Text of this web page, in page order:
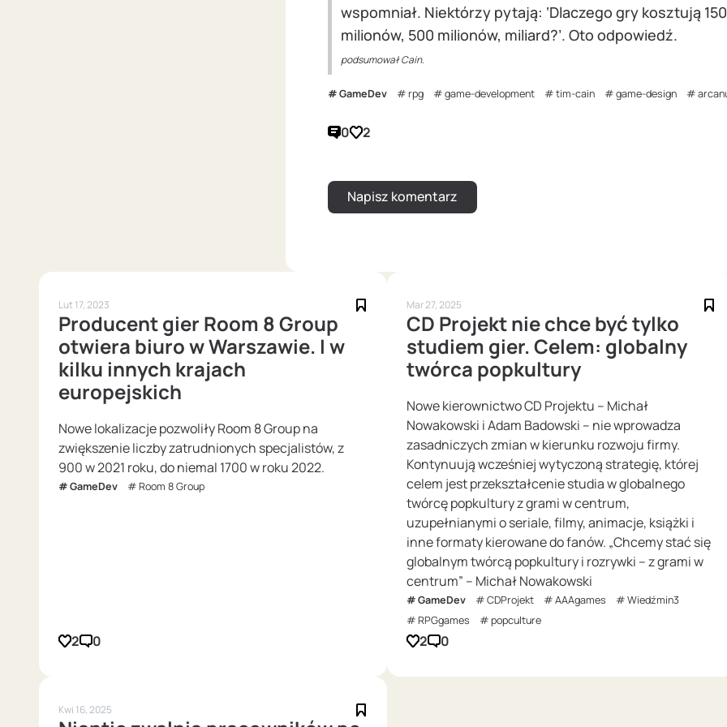
wspomniał. Niektórzy pytają: ‘Dlaczego gry kosztują 150
milionów, 500 milionów, miliard?’. Oto odpowiedź.
podsumował Cain.
GameDev rpg game-development tim-cain game-design
0 2
Lut 17, 2023
Producent gier Room 8 Group
otwiera biuro w Warszawie. I w
kilku innych krajach
europejskich
Nowe lokalizacje pozwoliły Room 8 Group na
zwiększenie liczby zatrudnionych specjalistów, z
900 w 2021 roku, do niemal 1700 w roku 2022.
GameDev Room 8 Group
2 0
Mar 27, 2025
CD Projekt nie chce być tylko
studiem gier. Celem: globalny
twórca popkultury
Nowe kierownictwo CD Projektu – Michał
Nowakowski i Adam Badowski – nie wprowadza
zasadniczych zmian w kierunku rozwoju firmy.
Kontynuują wcześniej wytyczoną strategię, której
celem jest przekształcenie studia w globalnego
twórcę popkultury z grami w centrum,
uzupełnianymi o seriale, filmy, animacje, książki i
inne formaty kierowane do fanów. „Chcemy stać się
globalnym twórcą popkultury i rozrywki – z grami w
centrum” – Michał Nowakowski
GameDev CDProjekt AAAgames
Wiedźmin3
RPGgames
popculture
2 0
Kwi 16, 2025